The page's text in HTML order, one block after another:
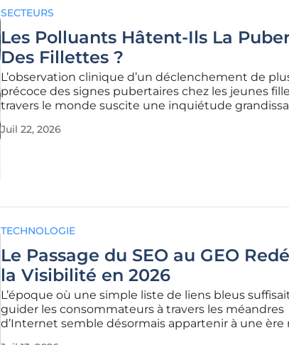
SECTEURS
Les Polluants Hâtent-Ils La
Des Fillettes ?
L’observation clinique d’un déclenchement de
précoce des signes pubertaires chez les jeunes
travers le monde suscite une inquiétude
plusieurs décennies, les chercheurs constatent
Juil 22, 2026
TECHNOLOGIE
Le Passage du SEO au GEO
la Visibilité en 2026
L’époque où une simple liste de liens bleus
guider les consommateurs à travers les méandres
d’Internet semble désormais appartenir à une ère